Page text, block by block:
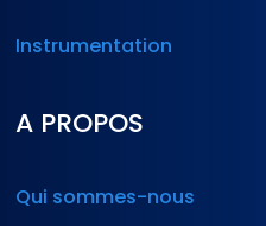
Instrumentation
A PROPOS
Qui sommes-nous